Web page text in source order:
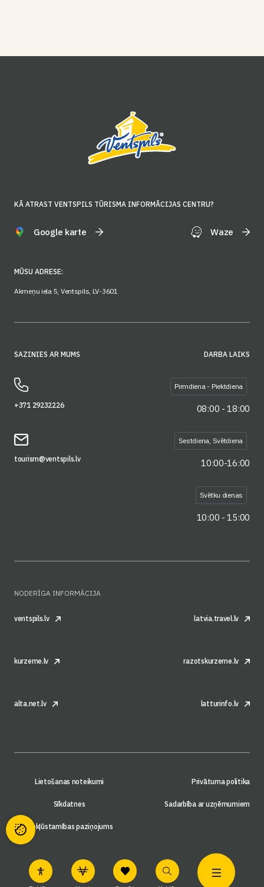
KĀ ATRAST VENTSPILS TŪRISMA INFORMĀCIJAS CENTRU?
Google karte Waze
MŪSU ADRESE:
Akmeņu iela 5, Ventspils, LV-3601
SAZINIES AR MUMS
+371 29232226
tourism@ventspils.lv
DARBA LAIKS
Pirmdiena - Piektdiena
08:00 - 18:00
Sestdiena, Svētdiena
10:00-16:00
Svētku dienas
10:00 - 15:00
NODERĪGA INFORMĀCIJA
ventspils.lv latvia.travel.lv
kurzeme.lv razotskurzeme.lv
alta.net.lv latturinfo.lv
Lietošanas noteikumi Privātuma politika
Sīkdatnes Sadarbība ar uzņēmumiem
Piekļūstamības paziņojums